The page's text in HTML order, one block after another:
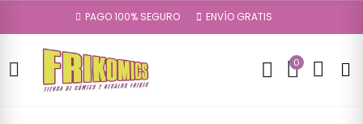
PAGO 100% SEGURO ENVÍO GRATIS
0